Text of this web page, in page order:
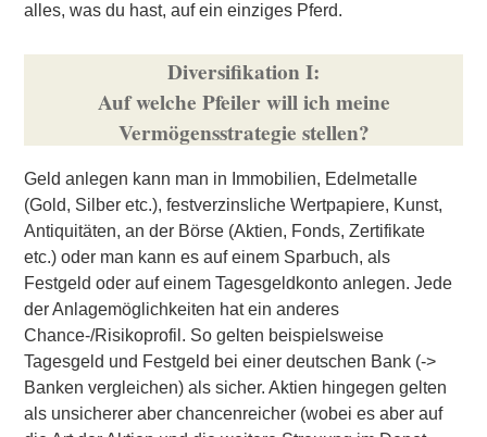
alles, was du hast, auf ein einziges Pferd.
Diversifikation I:
Auf welche Pfeiler will ich meine
Vermögensstrategie stellen?
Geld anlegen kann man in Immobilien, Edelmetalle
(Gold, Silber etc.), festverzinsliche Wertpapiere, Kunst,
Antiquitäten, an der Börse (Aktien, Fonds, Zertifikate
etc.) oder man kann es auf einem Sparbuch, als
Festgeld oder auf einem Tagesgeldkonto anlegen. Jede
der Anlagemöglichkeiten hat ein anderes
Chance-/Risikoprofil. So gelten beispielsweise
Tagesgeld und Festgeld bei einer deutschen Bank (->
Banken vergleichen) als sicher. Aktien hingegen gelten
als unsicherer aber chancenreicher (wobei es aber auf